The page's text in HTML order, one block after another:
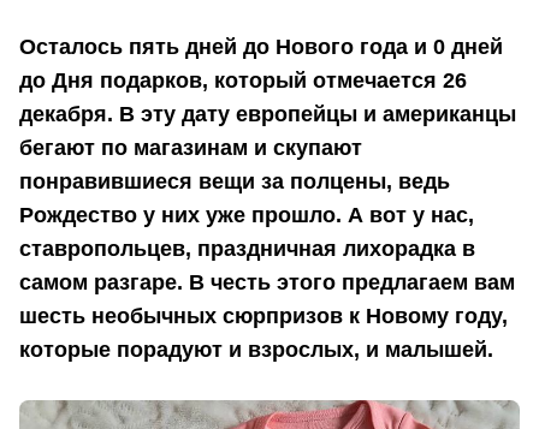
Осталось пять дней до Нового года и 0 дней
до Дня подарков, который отмечается 26
декабря. В эту дату европейцы и американцы
бегают по магазинам и скупают
понравившиеся вещи за полцены, ведь
Рождество у них уже прошло. А вот у нас,
ставропольцев, праздничная лихорадка в
самом разгаре. В честь этого предлагаем вам
шесть необычных сюрпризов к Новому году,
которые порадуют и взрослых, и малышей.